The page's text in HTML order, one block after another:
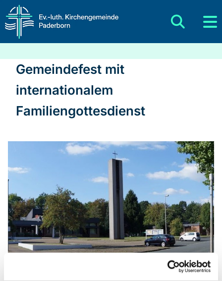
Gemeindefest mit
internationalem
Familiengottesdienst